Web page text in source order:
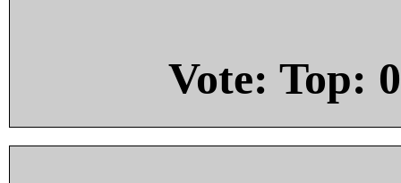
Vote: Top: 0